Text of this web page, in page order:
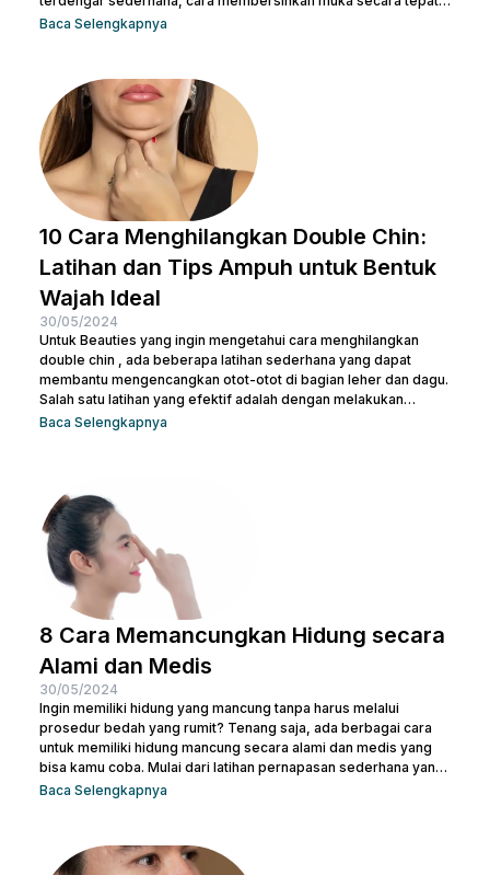
memiliki peran krusial dalam menjaga kulit tetap sehat dan
mempersiapkan kulit untuk penyerapan produk perawatan kulit
selanjutnya. Micellar water adalah pilihan pembersih yang
efektif dan praktis, terutama untuk menghapus makeup dan
kotoran saat...
Baca Selengkapnya
10 Cara Menghilangkan Double Chin:
Latihan dan Tips Ampuh untuk Bentuk
Wajah Ideal
30/05/2024
Untuk Beauties yang ingin mengetahui cara menghilangkan
double chin , ada beberapa latihan sederhana yang dapat
membantu mengencangkan otot-otot di bagian leher dan dagu.
Salah satu latihan yang efektif adalah dengan melakukan
gerakan menutup dan membuka mulut secara berulang. Kamu
simak penjelasan lengkapnya di bawah ini. 5 Penyebab Double
Chin Penyebab...
Baca Selengkapnya
8 Cara Memancungkan Hidung secara
Alami dan Medis
30/05/2024
Ingin memiliki hidung yang mancung tanpa harus melalui
prosedur bedah yang rumit? Tenang saja, ada berbagai cara
untuk memiliki hidung mancung secara alami dan medis yang
bisa kamu coba. Mulai dari latihan pernapasan sederhana yang
bisa dilakukan di rumah hingga prosedur medis yang lebih
indah dan proporsional. Yuk, temukan cara terbaik yang sesuai
dengan kebutuhanmu dan raih penampilan yang...
Baca Selengkapnya